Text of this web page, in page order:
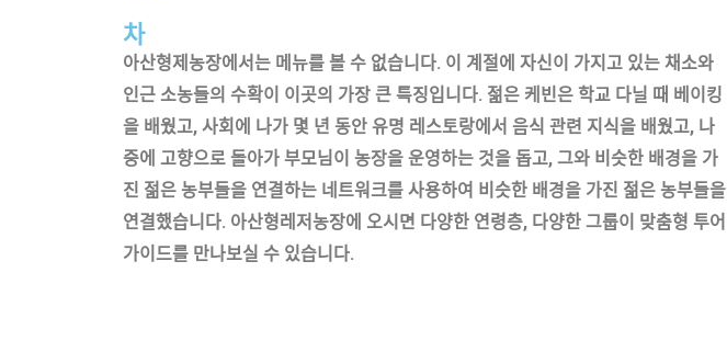
차
아산형제농장에서는 메뉴를 볼 수 없습니다. 이 계절에 자신이 가지고 있는 채소와
인근 소농들의 수확이 이곳의 가장 큰 특징입니다. 젊은 케빈은 학교 다닐 때 베이킹
을 배웠고, 사회에 나가 몇 년 동안 유명 레스토랑에서 음식 관련 지식을 배웠고, 나
중에 고향으로 돌아가 부모님이 농장을 운영하는 것을 돕고, 그와 비슷한 배경을 가
진 젊은 농부들을 연결하는 네트워크를 사용하여 비슷한 배경을 가진 젊은 농부들을
연결했습니다. 아산형레저농장에 오시면 다양한 연령층, 다양한 그룹이 맞춤형 투어
가이드를 만나보실 수 있습니다.